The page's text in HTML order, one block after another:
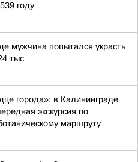
году
мужчина попытался украсть
тыс
города»: в Калининграде
экскурсия по
маршруту